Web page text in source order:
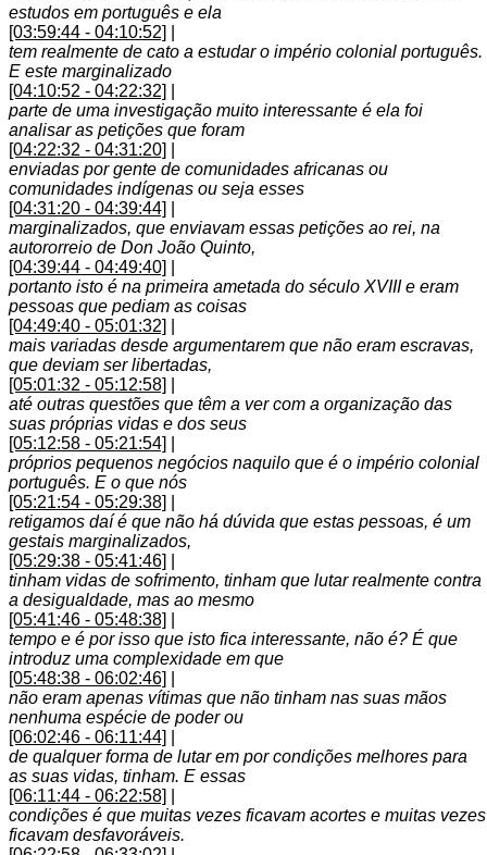
estudos em português e ela
[03:59:44 - 04:10:52]
tem realmente de cato a estudar o império colonial português.
E este marginalizado
[04:10:52 - 04:22:32]
parte de uma investigação muito interessante é ela foi
analisar as petições que foram
[04:22:32 - 04:31:20]
enviadas por gente de comunidades africanas ou
comunidades indígenas ou seja esses
[04:31:20 - 04:39:44]
marginalizados, que enviavam essas petições ao rei, na
autororreio de Don João Quinto,
[04:39:44 - 04:49:40]
portanto isto é na primeira ametada do século XVIII e eram
pessoas que pediam as coisas
[04:49:40 - 05:01:32]
mais variadas desde argumentarem que não eram escravas,
que deviam ser libertadas,
[05:01:32 - 05:12:58]
até outras questões que têm a ver com a organização das
suas próprias vidas e dos seus
[05:12:58 - 05:21:54]
próprios pequenos negócios naquilo que é o império colonial
português. E o que nós
[05:21:54 - 05:29:38]
retigamos daí é que não há dúvida que estas pessoas, é um
gestais marginalizados,
[05:29:38 - 05:41:46]
tinham vidas de sofrimento, tinham que lutar realmente contra
a desigualdade, mas ao mesmo
[05:41:46 - 05:48:38]
tempo e é por isso que isto fica interessante, não é? É que
introduz uma complexidade em que
[05:48:38 - 06:02:46]
não eram apenas vítimas que não tinham nas suas mãos
nenhuma espécie de poder ou
[06:02:46 - 06:11:44]
de qualquer forma de lutar em por condições melhores para
as suas vidas, tinham. E essas
[06:11:44 - 06:22:58]
condições é que muitas vezes ficavam acortes e muitas vezes
ficavam desfavoráveis.